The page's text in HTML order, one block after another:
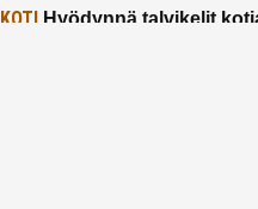
KOTIHyödynnä talvikelit